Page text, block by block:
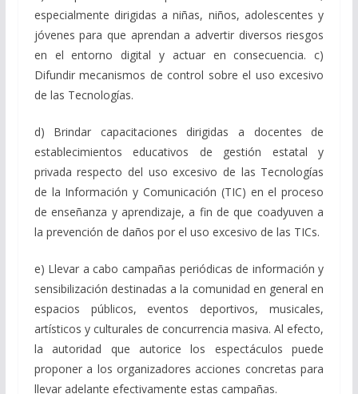
especialmente dirigidas a niñas, niños, adolescentes y
jóvenes para que aprendan a advertir diversos riesgos
en el entorno digital y actuar en consecuencia. c)
Difundir mecanismos de control sobre el uso excesivo
de las Tecnologías.
d) Brindar capacitaciones dirigidas a docentes de
establecimientos educativos de gestión estatal y
privada respecto del uso excesivo de las Tecnologías
de la Información y Comunicación (TIC) en el proceso
de enseñanza y aprendizaje, a fin de que coadyuven a
la prevención de daños por el uso excesivo de las TICs.
e) Llevar a cabo campañas periódicas de información y
sensibilización destinadas a la comunidad en general en
espacios públicos, eventos deportivos, musicales,
artísticos y culturales de concurrencia masiva. Al efecto,
la autoridad que autorice los espectáculos puede
proponer a los organizadores acciones concretas para
llevar adelante efectivamente estas campañas.